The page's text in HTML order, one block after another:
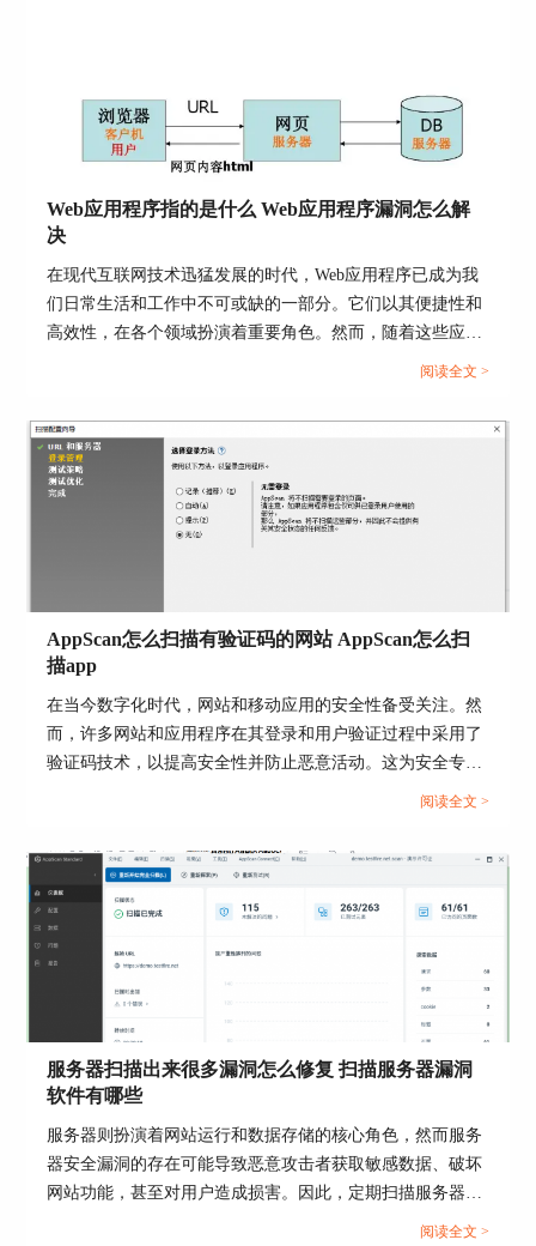
3. Coverity：Coverity提供了一套强大的静态和动
态代码分析工具，可检测C、C++、Java等多种语言
的代码。
4. SonarQube：SonarQube是一款开源的代码质量管
理工具，它可以执行静态源代码分析，覆盖率报告
以及代码复杂性和重复度等多种评估。它还支持25
种以上的编程语言。
总的来说，针对源码的漏洞挖掘是一项复杂但重要
的任务。尽管在实践中存在各种挑战，但通过采用
静态代码分析、动态代码分析、符号执行和模糊测
试等多种技术，我们可以有效地发现和修复源码中
的漏洞。同时，利用像Appscan、FindBugs、
Coverity和SonarQube等系统漏洞检测工具，可以进
一步提升我们的检测效率和准确性。在未来，随着
安全技术的持续发展和改进，我们将能够更有效地
防止和应对源码中的安全漏洞。
Web应用程序指的是什么 Web应用程序漏洞怎么解
决
在现代互联网技术迅猛发展的时代，Web应用程序已成为我
们日常生活和工作中不可或缺的一部分。它们以其便捷性和
高效性，在各个领域扮演着重要角色。然而，随着这些应用
程序的普及和重要性的增加，它们面临的安全威胁也日益增
有效的解决措施，如使用Web应用程序漏洞扫描工具
AppScan，对于保障网络安全至关重要。本文将深入探讨
Web应用程序的定义、面临的安全挑战以及如何通过
AppScan等工具来解决这些问题。...
阅读全文 >
AppScan怎么扫描有验证码的网站 AppScan怎么扫
描app
在当今数字化时代，网站和移动应用的安全性备受关注。然
而，许多网站和应用程序在其登录和用户验证过程中采用了
验证码技术，以提高安全性并防止恶意活动。这为安全专业
人员带来了新的挑战，如何有效地扫描和评估这些带有验证
验证码的网站，以及AppScan怎么扫描app的内容吧！...
阅读全文 >
服务器扫描出来很多漏洞怎么修复 扫描服务器漏洞
软件有哪些
服务器则扮演着网站运行和数据存储的核心角色，然而服务
器安全漏洞的存在可能导致恶意攻击者获取敏感数据、破坏
网站功能，甚至对用户造成损害。因此，定期扫描服务器漏
洞并及时修复是确保服务器安全的关键步骤。下面我们就来
阅读全文 >